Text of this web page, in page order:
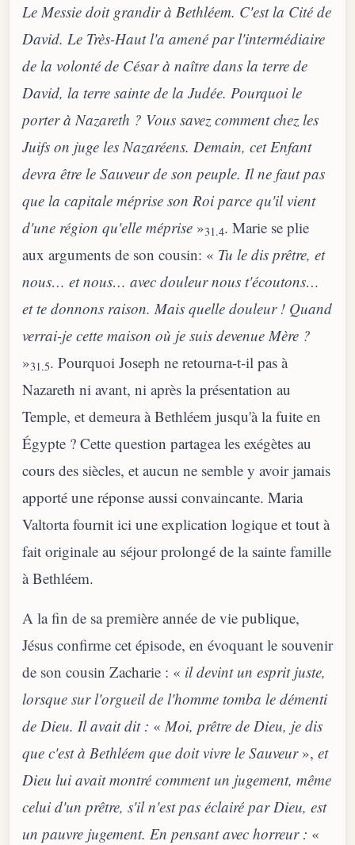
Le Messie doit grandir à Bethléem. C'est la Cité de
David. Le Très-Haut l'a amené par l'intermédiaire
de la volonté de César à naître dans la terre de
David, la terre sainte de la Judée. Pourquoi le
porter à Nazareth ? Vous savez comment chez les
Juifs on juge les Nazaréens. Demain, cet Enfant
devra être le Sauveur de son peuple. Il ne faut pas
que la capitale méprise son Roi parce qu'il vient
d'une région qu'elle méprise »31.4. Marie se plie
aux arguments de son cousin: « Tu le dis prêtre, et
nous… et nous… avec douleur nous t'écoutons…
et te donnons raison. Mais quelle douleur ! Quand
verrai-je cette maison où je suis devenue Mère ?
»31.5. Pourquoi Joseph ne retourna-t-il pas à
Nazareth ni avant, ni après la présentation au
Temple, et demeura à Bethléem jusqu'à la fuite en
Égypte ? Cette question partagea les exégètes au
cours des siècles, et aucun ne semble y avoir jamais
apporté une réponse aussi convaincante. Maria
Valtorta fournit ici une explication logique et tout à
fait originale au séjour prolongé de la sainte famille
à Bethléem.
A la fin de sa première année de vie publique,
Jésus confirme cet épisode, en évoquant le souvenir
de son cousin Zacharie : « il devint un esprit juste,
lorsque sur l'orgueil de l'homme tomba le démenti
de Dieu. Il avait dit : « Moi, prêtre de Dieu, je dis
que c'est à Bethléem que doit vivre le Sauveur», et
Dieu lui avait montré comment un jugement, même
celui d'un prêtre, s'il n'est pas éclairé par Dieu, est
un pauvre jugement. En pensant avec horreur : «